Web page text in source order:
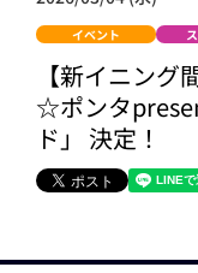
イベント
【新イニン
☆ポンタ
ド」 決定！